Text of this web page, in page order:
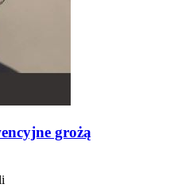
grożą